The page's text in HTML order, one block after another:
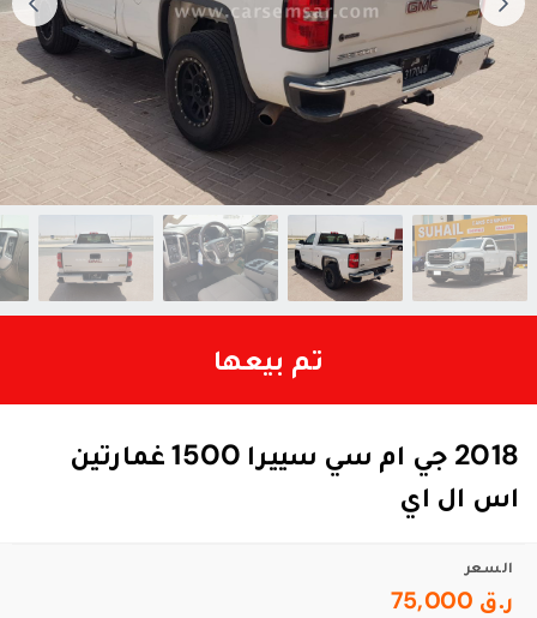
تم بيعها
2018 جي ام سي سييرا 1500 غمارتين
اس ال اي
السعر
ر.ق 75,000